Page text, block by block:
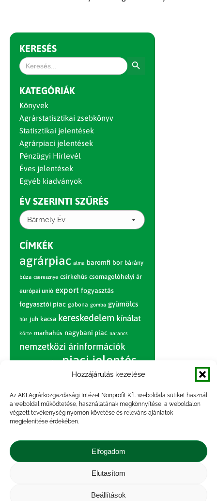
Hozzájárulás kezelése
Az AKI Agrárközgazdasági Intézet Nonprofit Kft. weboldala sütiket használ
a weboldal működtetése, használatának megkönnyítése, a weboldalon
végzett tevékenység nyomon követése és releváns ajánlatok
megjelenítése érdekében.
Elfogadom
Elutasítom
Beállítások
KERESÉS
Search
for:
KATEGÓRIÁK
Könyvek
Agrárstatisztikai zsebkönyv
Statisztikai jelentések
Agrárpiaci jelentések
Pénzügyi Hírlevél
Éves jelentések
Egyéb kiadványok
ÉV SZERINTI SZŰRÉS
Bármely Év
CÍMKÉK
agrárpiac alma baromfi bor bárány
búza cseresznye csirkehús csomagolóhelyi ár
európai unió export fogyasztás
fogyasztói piac gabona gomba gyümölcs
hús juh kacsa kereskedelem kínálat
körte marhahús nagybani piac narancs
nemzetközi árinformációk
piac piaci jelentés
sertés sertéshús
szarvasmarha termelés termelői
ár tojás világpiac
vágóbárány
vágómarha vágósertés
Kapcsolat |